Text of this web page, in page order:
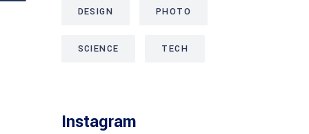
DESIGN PHOTO
SCIENCE TECH
Instagram